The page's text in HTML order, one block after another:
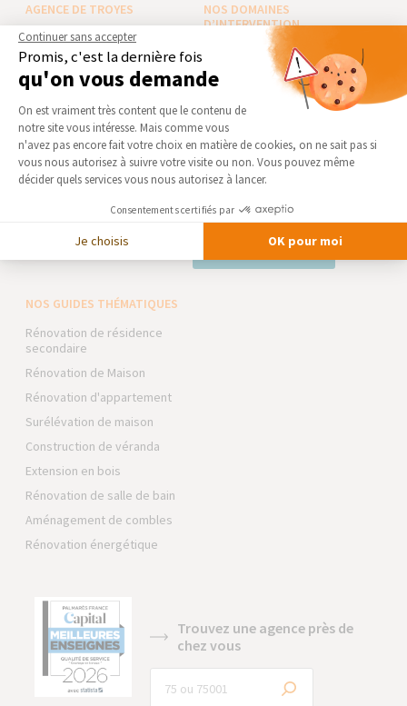
AGENCE DE TROYES
Qui sommes-nous
Actualités
Notre charte qualité
Partenaires
Trouver une agence
Devenir franchisé
Foire aux Questions
Conditions générales
Mentions légales
NOS DOMAINES
D’INTERVENTION
RÉNOVATION INTÉRIEURE
TRAVAUX EXTÉRIEURS
NOS PARTENAIRES
La Maison des Architectes
Intégrer notre réseau
NOS GUIDES THÉMATIQUES
Rénovation de résidence
secondaire
Rénovation de Maison
Rénovation d'appartement
Surélévation de maison
Construction de véranda
Extension en bois
Rénovation de salle de bain
Aménagement de combles
Rénovation énergétique
Trouvez une agence près de
chez vous
Continuer sans accepter
Promis, c'est la dernière fois
qu'on vous demande
Plateforme de Gestion du
On est vraiment très content que le contenu de
notre site vous intéresse. Mais comme vous
n'avez pas encore fait votre choix en matière de cookies, on ne sait pas si
vous nous autorisez à suivre votre visite ou non. Vous pouvez même
décider quels services vous nous autorisez à lancer.
Consentements certifiés par
Je choisis OK pour moi
Axeptio consent